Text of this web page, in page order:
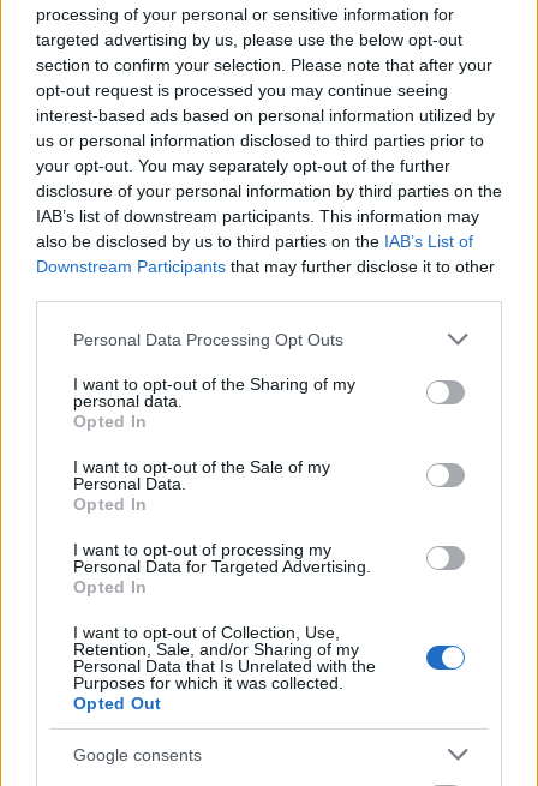
processing of your personal or sensitive information for
targeted advertising by us, please use the below opt-out
section to confirm your selection. Please note that after your
opt-out request is processed you may continue seeing
interest-based ads based on personal information utilized by
us or personal information disclosed to third parties prior to
your opt-out. You may separately opt-out of the further
disclosure of your personal information by third parties on the
IAB’s list of downstream participants. This information may
also be disclosed by us to third parties on the IAB’s List of
Downstream Participants that may further disclose it to other
Please note that this website/app uses one or more Google
not limited to your visit or usage behaviour. You may click to
grant or deny consent to Google and its third-party tags to
use your data for below specified purposes in below Google
consent section.
Personal Data Processing Opt Outs
I want to opt-out of the Sharing of my
personal data.
Opted In
I want to opt-out of the Sale of my
Personal Data.
Opted In
I want to opt-out of processing my
Personal Data for Targeted Advertising.
Opted In
I want to opt-out of Collection, Use,
Retention, Sale, and/or Sharing of my
Personal Data that Is Unrelated with the
Purposes for which it was collected.
Opted Out
Google consents
SZCZESNY
ERIC GARCÍA
BALDE
ARAUJO
GERARD MARTÍN
MARC BERNAL
De Jong.
Estos jugadores son duda
Posibles cambios en el once
: Flick hará rotaciones tras el
partido de Champions. Futbolistas cómo Rashford, Ferran
Torres y Dani Olmo deberían ser titulares. El canterano
Espart puede entrar en el lateral derecho, cayéndose Araujo
del once inicial.
SofaScore-Puntuaciones: preguntas más frecuentes
otorgar las calificaciones por